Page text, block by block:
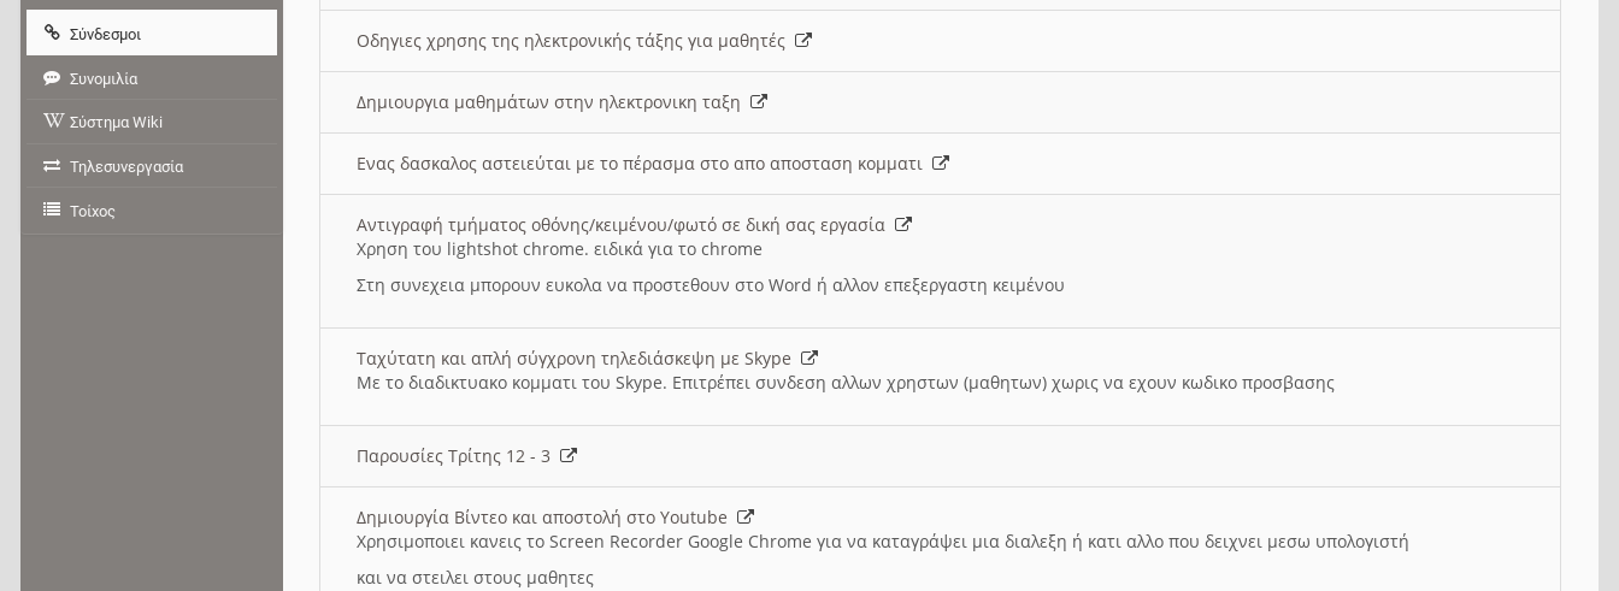
Οδηγιες χρησης της ηλεκτρονικής τάξης για μαθητές
Δημιουργια μαθημάτων στην ηλεκτρονικη ταξη
Ενας δασκαλος αστειεύται με το πέρασμα στο απο αποσταση κομματι
Αντιγραφή τμήματος οθόνης/κειμένου/φωτό σε δική σας εργασία
Χρηση του lightshot chrome. ειδικά για το chrome
Στη συνεχεια μπορουν ευκολα να προστεθουν στο Word ή αλλον επεξεργαστη κειμένου
Ταχύτατη και απλή σύγχρονη τηλεδιάσκεψη με Skype
Με το διαδικτυακο κομματι του Skype. Επιτρέπει συνδεση αλλων χρηστων (μαθητων) χωρις να εχουν κωδικο προσβασης
Παρουσίες Τρίτης 12 - 3
Δημιουργία Βίντεο και αποστολή στο Youtube
Χρησιμοποιει κανεις το Screen Recorder Google Chrome για να καταγράψει μια διαλεξη ή κατι αλλο που δειχνει μεσω υπολογιστή
και να στειλει στους μαθητες
Σύνδεσμοι
Συνομιλία
Σύστημα Wiki
Τηλεσυνεργασία
Τοίχος